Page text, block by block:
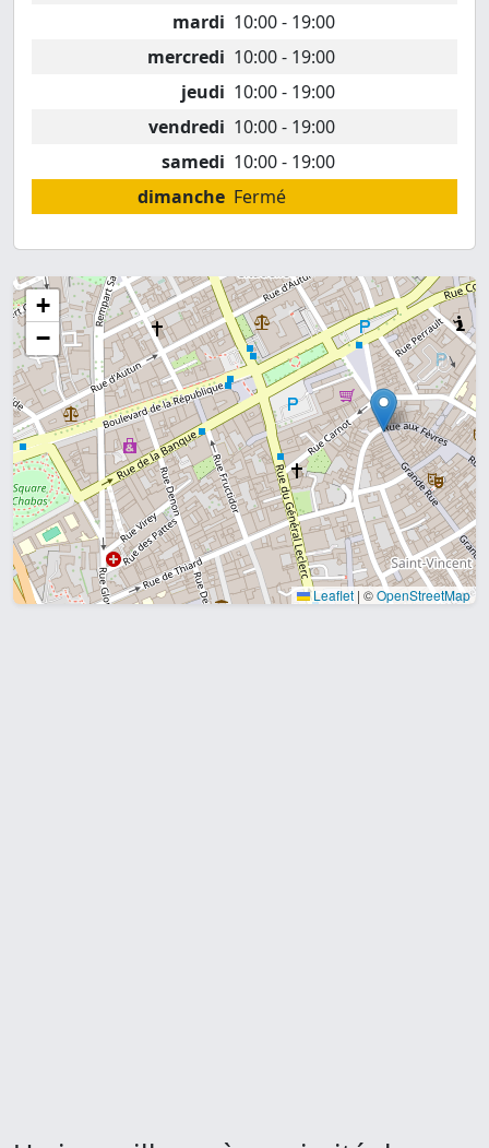
mardi 10:00 - 19:00
mercredi 10:00 - 19:00
jeudi 10:00 - 19:00
vendredi 10:00 - 19:00
samedi 10:00 - 19:00
dimanche Fermé
+
−
Leaflet | ©OpenStreetMap